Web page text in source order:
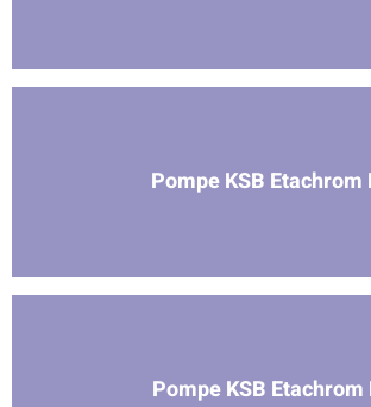
Pompe KSB Etachrom
Pompe KSB Etachrom